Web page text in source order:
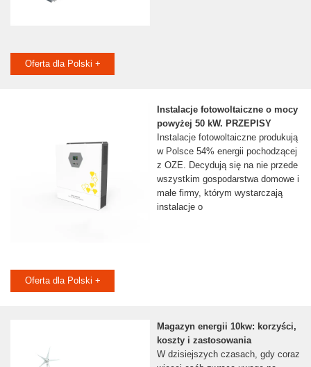
Oferta dla Polski +
Instalacje fotowoltaiczne o mocy
powyżej 50 kW. PRZEPISY
Instalacje fotowoltaiczne produkują
w Polsce 54% energii pochodzącej
z OZE. Decydują się na nie przede
wszystkim gospodarstwa domowe i
małe firmy, którym wystarczają
instalacje o
Oferta dla Polski +
Magazyn energii 10kw: korzyści,
koszty i zastosowania
W dzisiejszych czasach, gdy coraz